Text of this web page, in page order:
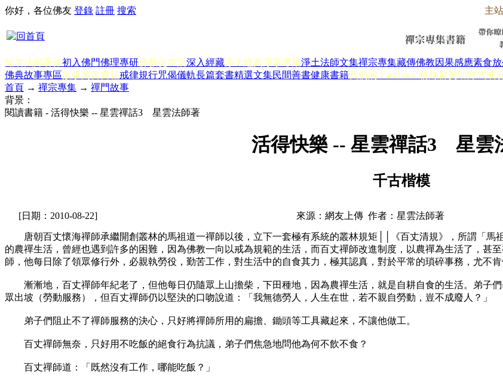
主站
你好，各位佛友 登錄 註冊 搜索
知名法師著作初入佛門佛理專研佛教徒生活深入經藏淨土經典淨宗專集淨土法師文集禪宗專集藏傳佛教因果感應素食
佛典故事專區故事寓言書籍戒律規行咒偈儀軌長篇套書精選文集民間善書健康書籍我們的 Facebook 粉絲群贊助方式戒
首頁 → 禪宗專集 → 禪門故事
背景：
閱讀書籍 - 活得快樂 -- 星雲禪話3 星雲法師著
活得快樂 -- 星雲禪話3 星雲
千古楷模
[日期：2010-08-22] 來源：網友上傳 作者：星雲法師著
唐朝百丈懷海禪師承繼開創叢林的馬祖道一禪師以後，立下一套極有系統的叢林規矩││《百丈清規》，所謂「馬
的農禪生活，曾經也遇到許多的困難，因為佛教一向以戒為規範的生活，而百丈禪師改進制度，以農禪為生活了，甚
師，他每日除了領眾修行外，必親執勞役，勤苦工作，對生活中的自食其力，極其認真，對於平常的瑣碎事務，尤不肯
漸漸地，百丈禪師年紀老了，但他每日仍隨眾上山擔柴，下田種地，因為農禪生活，就是自耕自食的生活。弟子
眾出坡（勞動服務），但百丈禪師仍以堅決的口吻說道：「我無德勞人，人生在世，若不親自勞動，豈不成廢人？」
弟子們阻止不了禪師服務的決心，只好將禪師所用的扁擔、鋤頭等工具藏起來，不讓他做工。
百丈禪師無奈，只好用不吃飯的絕食行為抗議，弟子們焦急地問他為何不飲不食？
百丈禪師道：「既然沒有工作，哪能吃飯？」